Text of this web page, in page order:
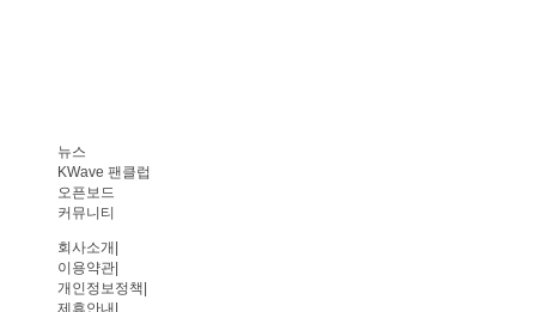
뉴스
KWave 팬클럽
오픈보드
커뮤니티
회사소개
이용약관
개인정보정책
제휴안내